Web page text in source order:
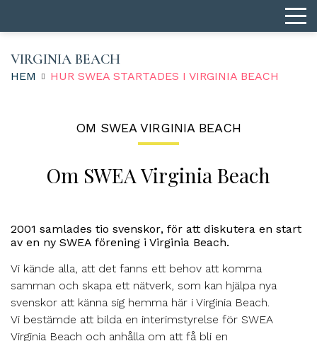
VIRGINIA BEACH
HEM HUR SWEA STARTADES I VIRGINIA BEACH
OM SWEA VIRGINIA BEACH
Om SWEA Virginia Beach
2001 samlades tio svenskor, för att diskutera en start
av en ny SWEA förening i Virginia Beach.
Vi kände alla, att det fanns ett behov att komma
samman och skapa ett nätverk, som kan hjälpa nya
svenskor att känna sig hemma här i Virginia Beach.
Vi bestämde att bilda en interimstyrelse för SWEA
Virginia Beach och anhålla om att få bli en